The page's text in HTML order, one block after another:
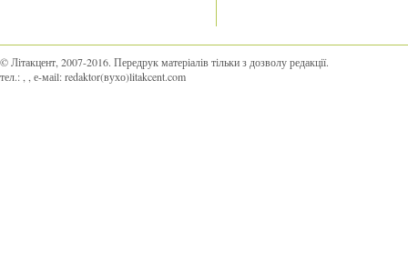
© Літакцент, 2007-2016. Передрук матеріалів тільки з дозволу редакції.
тел.:
, е-маіl:redaktor(вухо)litakcent.com